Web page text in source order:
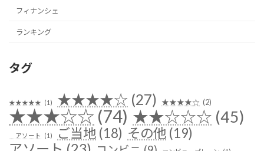
フィナンシェ
ランキング
タグ
★★★★★ (1) ★★★★☆ (27) ★★★★☆ (2)
★★★☆☆ (74) ★★☆☆☆ (45)
アソート (1) ご当地 (18) その他 (19)